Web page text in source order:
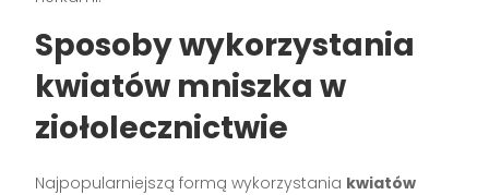
Sposoby wykorzystania
kwiatów mniszka w
ziołolecznictwie
Najpopularniejszą formą wykorzystania kwiatów